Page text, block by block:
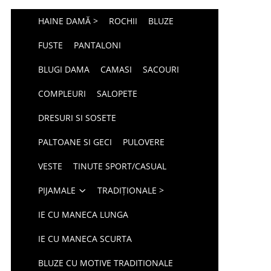
HAINE DAMĂ > ROCHII BLUZE
FUSTE PANTALONI
BLUGI DAMA CAMASI SACOURI
COMPLEURI SALOPETE
DRESURI SI SOSETE
PALTOANE SI GECI PULOVERE
VESTE TINUTE SPORT/CASUAL
PIJAMALE TRADIȚIONALE >
IE CU MANECA LUNGA
IE CU MANECA SCURTA
BLUZE CU MOTIVE TRADITIONALE